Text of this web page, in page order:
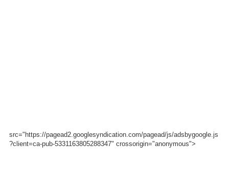
src="https://pagead2.googlesyndication.com/pagead/js/adsbygoogle.js
?client=ca-pub-5331163805288347" crossorigin="anonymous">